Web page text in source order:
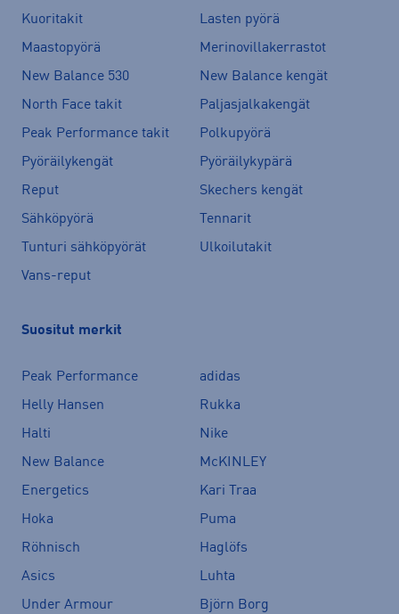
Kuoritakit
Lasten pyörä
Maastopyörä
Merinovillakerrastot
New Balance 530
New Balance kengät
North Face takit
Paljasjalkakengät
Peak Performance takit
Polkupyörä
Pyöräilykengät
Pyöräilykypärä
Reput
Skechers kengät
Sähköpyörä
Tennarit
Tunturi sähköpyörät
Ulkoilutakit
Vans-reput
Suositut merkit
Peak Performance
adidas
Helly Hansen
Rukka
Halti
Nike
New Balance
McKINLEY
Energetics
Kari Traa
Hoka
Puma
Röhnisch
Haglöfs
Asics
Luhta
Under Armour
Björn Borg